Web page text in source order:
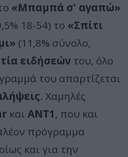
«Μπαμπά σ' αγαπώ»
18-54) το «Σπίτι
(11,8% σύνολο,
ειδήσεών του, όλο
του απαρτίζεται
. Χαμηλές
και ΑΝΤ1 , που και
πρόγραμμα
και για την